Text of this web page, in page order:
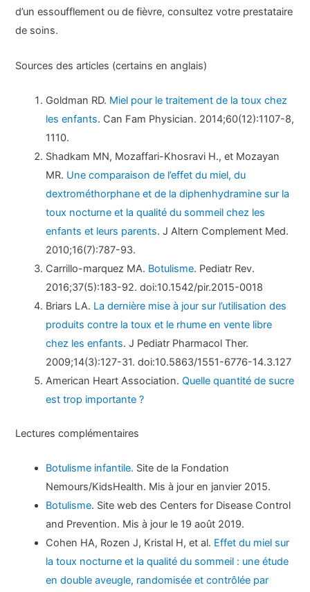
d’un essoufflement ou de fièvre, consultez votre prestataire
de soins.
Sources des articles (certains en anglais)
Goldman RD. Miel pour le traitement de la toux chez
les enfants. Can Fam Physician. 2014;60(12):1107-8,
1110.
Shadkam MN, Mozaffari-Khosravi H., et Mozayan
MR. Une comparaison de l’effet du miel, du
dextrométhorphane et de la diphenhydramine sur la
toux nocturne et la qualité du sommeil chez les
enfants et leurs parents. J Altern Complement Med.
2010;16(7):787-93.
Carrillo-marquez MA. Botulisme. Pediatr Rev.
2016;37(5):183-92. doi:10.1542/pir.2015-0018
Briars LA. La dernière mise à jour sur l’utilisation des
produits contre la toux et le rhume en vente libre
chez les enfants. J Pediatr Pharmacol Ther.
2009;14(3):127-31. doi:10.5863/1551-6776-14.3.127
American Heart Association.Quelle quantité de sucre
est trop importante ?
Lectures complémentaires
Botulisme infantile. Site de la Fondation
Nemours/KidsHealth. Mis à jour en janvier 2015.
Botulisme. Site web des Centers for Disease Control
and Prevention. Mis à jour le 19 août 2019.
Cohen HA, Rozen J, Kristal H, et al. Effet du miel sur
la toux nocturne et la qualité du sommeil : une étude
en double aveugle, randomisée et contrôlée par